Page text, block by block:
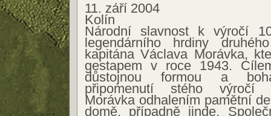
11. září 2004
Kolín
Národní slavnost k výročí
legendárního hrdiny
kapitána Václava Morávka,
gestapem v roce 1943.
důstojnou formou a
připomenutí stého výročí
Morávka odhalením pamětní
domě, případně jinde.